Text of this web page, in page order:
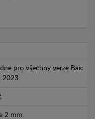
pro všechny verze Baic
2023.
2 mm.